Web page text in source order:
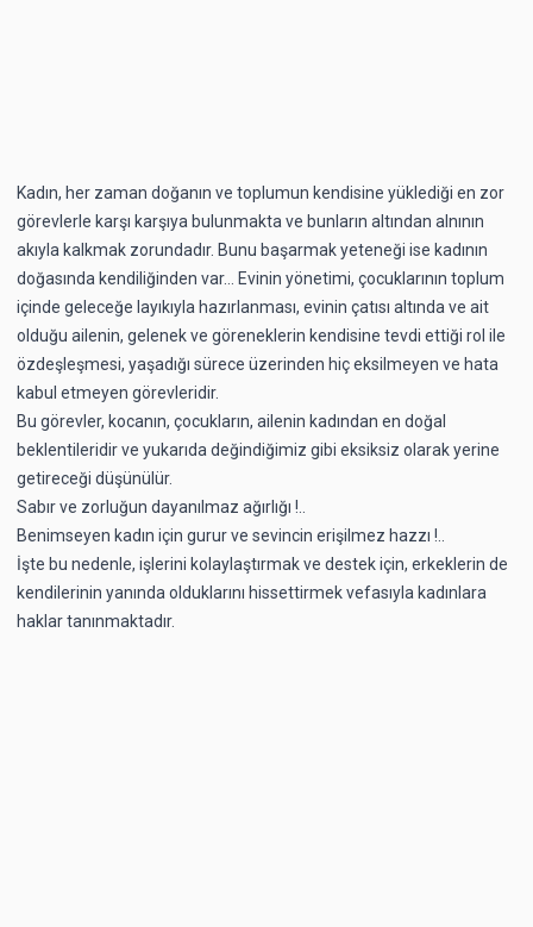
Kadın, her zaman doğanın ve toplumun kendisine yüklediği en zor
görevlerle karşı karşıya bulunmakta ve bunların altından alnının
akıyla kalkmak zorundadır. Bunu başarmak yeteneği ise kadının
doğasında kendiliğinden var… Evinin yönetimi, çocuklarının toplum
içinde geleceğe layıkıyla hazırlanması, evinin çatısı altında ve ait
olduğu ailenin, gelenek ve göreneklerin kendisine tevdi ettiği rol ile
özdeşleşmesi, yaşadığı sürece üzerinden hiç eksilmeyen ve hata
kabul etmeyen görevleridir.
Bu görevler, kocanın, çocukların, ailenin kadından en doğal
beklentileridir ve yukarıda değindiğimiz gibi eksiksiz olarak yerine
getireceği düşünülür.
Sabır ve zorluğun dayanılmaz ağırlığı !..
Benimseyen kadın için gurur ve sevincin erişilmez hazzı !..
İşte bu nedenle, işlerini kolaylaştırmak ve destek için, erkeklerin de
kendilerinin yanında olduklarını hissettirmek vefasıyla kadınlara
haklar tanınmaktadır.